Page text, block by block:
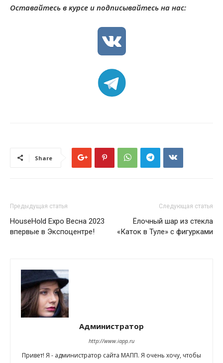
Оставайтесь в курсе и подписывайтесь на нас:
Share
Предыдущая статья
HouseHold Expo Весна 2023
впервые в Экспоцентре!
Следующая статья
Ёлочный шар из стекла
«Каток в Туле» с фигурками
Администратор
http://www.iapp.ru
Привет! Я - администратор сайта МАПП. Я очень хочу, чтобы